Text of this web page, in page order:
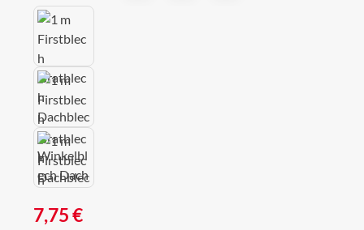
Regulärer Preis:
7,75 €